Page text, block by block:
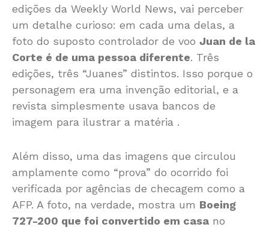
edições da Weekly World News, vai perceber
um detalhe curioso: em cada uma delas, a
foto do suposto controlador de voo Juan de la
Corte é de uma pessoa diferente. Três
edições, três “Juanes” distintos. Isso porque o
personagem era uma invenção editorial, e a
revista simplesmente usava bancos de
imagem para ilustrar a matéria .
Além disso, uma das imagens que circulou
amplamente como “prova” do ocorrido foi
verificada por agências de checagem como a
AFP. A foto, na verdade, mostra um Boeing
727-200 que foi convertido em casa no